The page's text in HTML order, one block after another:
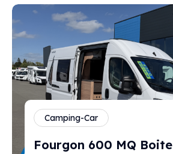
Camping-Car
Fourgon 600 MQ Boite